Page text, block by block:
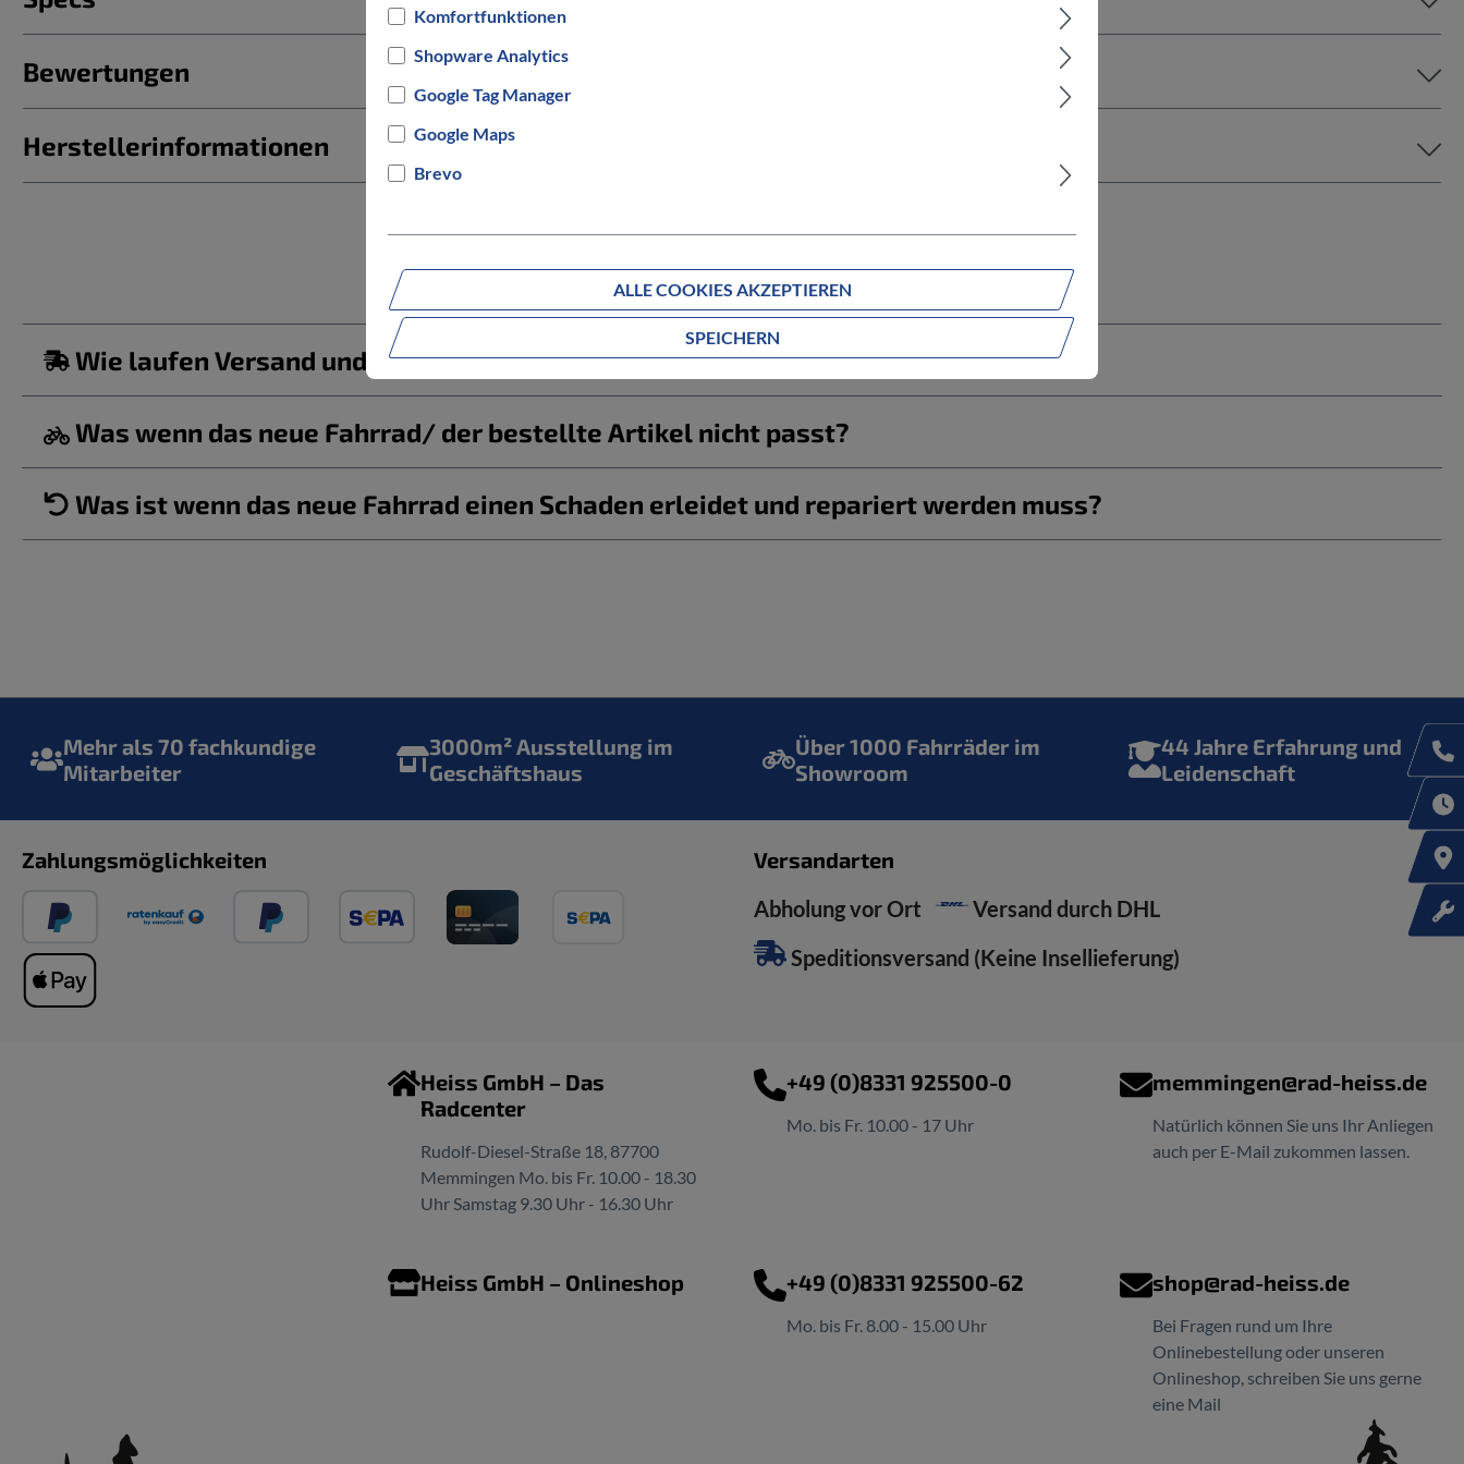
Bewertungen
Herstellerinformationen
Informationen zum Bestellablauf
Wie laufen Versand und Lieferung ab?
Was wenn das neue Fahrrad/ der bestellte Artikel nicht passt?
Was ist wenn das neue Fahrrad einen Schaden erleidet und repariert werden muss?
Mehr als 70 fachkundige
Mitarbeiter
3000m² Ausstellung im
Geschäftshaus
Über 1000 Fahrräder im
Showroom
44 Jahre Erfahrung und
Leidenschaft
Zahlungsmöglichkeiten
Versandarten
Abholung vor Ort
Versand durch DHL
Speditionsversand (Keine Insellieferung)
Heiss GmbH – Das
Radcenter
Rudolf-Diesel-Straße 18, 87700
Memmingen Mo. bis Fr. 10.00 - 18.30
Uhr Samstag 9.30 Uhr - 16.30 Uhr
+49 (0)8331 925500-0
Mo. bis Fr. 10.00 - 17 Uhr
memmingen@rad-heiss.de
Natürlich können Sie uns Ihr Anliegen
auch per E-Mail zukommen lassen.
Heiss GmbH – Onlineshop +49 (0)8331 925500-62
Mo. bis Fr. 8.00 - 15.00 Uhr
shop@rad-heiss.de
Bei Fragen rund um Ihre
Onlinebestellung oder unseren
Onlineshop, schreiben Sie uns gerne
eine Mail
Komfortfunktionen
Shopware Analytics
Google Tag Manager
Google Maps
Brevo
ALLE COOKIES AKZEPTIEREN
SPEICHERN